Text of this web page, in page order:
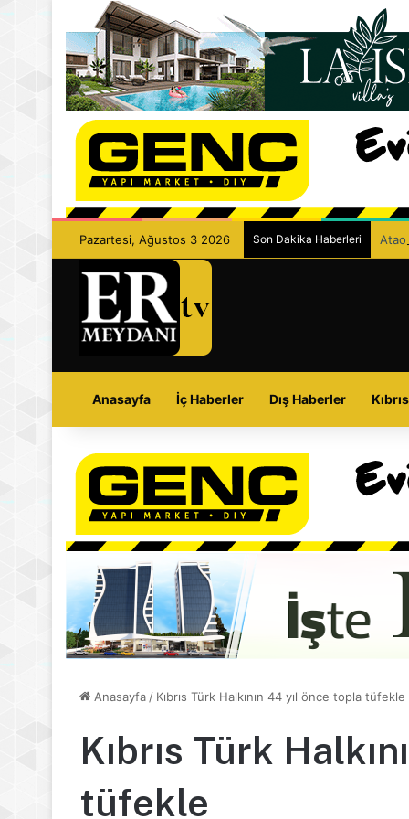
Pazartesi, Ağustos 3 2026 Son Dakika Haberleri
Anasayfa İç Haberler Dış Haberler Kıbrıs
Anasayfa/ Kıbrıs Türk Halkının 44 yıl önce topla tüfekle
Kıbrıs Türk
tüfekle